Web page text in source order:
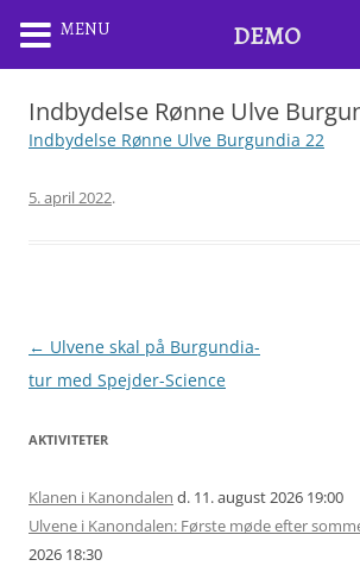
Indbydelse Rønne Ulve
Indbydelse Rønne Ulve Burgundia 22
5. april 2022.
Artikel
navigation
← Ulvene skal på Burgundia-
tur med Spejder-Science
AKTIVITETER
Klanen i Kanondalen d. 11. august 2026 19:00
Ulvene i Kanondalen: Første møde efter
2026 18:30
MENU DEMO